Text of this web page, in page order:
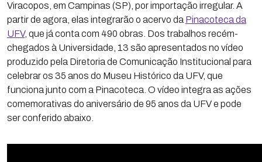
Viracopos, em Campinas (SP), por importação irregular. A
partir de agora, elas integrarão o acervo da Pinacoteca da
UFV, que já conta com 490 obras. Dos trabalhos recém-
chegados à Universidade, 13 são apresentados no vídeo
produzido pela Diretoria de Comunicação Institucional para
celebrar os 35 anos do Museu Histórico da UFV, que
funciona junto com a Pinacoteca. O vídeo integra as ações
comemorativas do aniversário de 95 anos da UFV e pode
ser conferido abaixo.